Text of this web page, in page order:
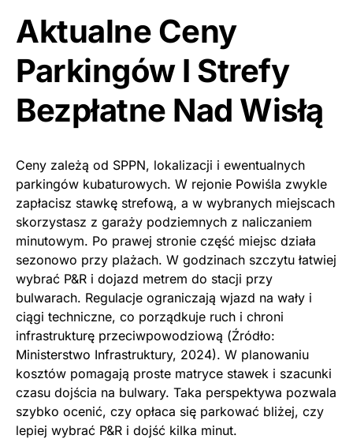
Aktualne Ceny
Parkingów I Strefy
Bezpłatne Nad Wisłą
Ceny zależą od SPPN, lokalizacji i ewentualnych
parkingów kubaturowych. W rejonie Powiśla zwykle
zapłacisz stawkę strefową, a w wybranych miejscach
skorzystasz z garaży podziemnych z naliczaniem
minutowym. Po prawej stronie część miejsc działa
sezonowo przy plażach. W godzinach szczytu łatwiej
wybrać P&R i dojazd metrem do stacji przy
bulwarach. Regulacje ograniczają wjazd na wały i
ciągi techniczne, co porządkuje ruch i chroni
infrastrukturę przeciwpowodziową (Źródło:
Ministerstwo Infrastruktury, 2024). W planowaniu
kosztów pomagają proste matryce stawek i szacunki
czasu dojścia na bulwary. Taka perspektywa pozwala
szybko ocenić, czy opłaca się parkować bliżej, czy
lepiej wybrać P&R i dojść kilka minut.